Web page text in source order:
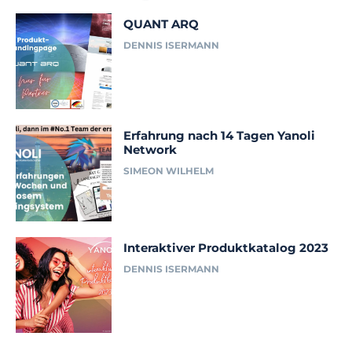
QUANT ARQ
DENNIS ISERMANN
Erfahrung nach 14 Tagen Yanoli
Network
SIMEON WILHELM
Interaktiver Produktkatalog 2023
DENNIS ISERMANN